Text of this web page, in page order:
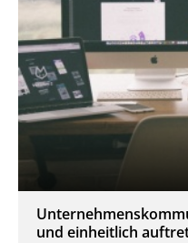
und einheitlich